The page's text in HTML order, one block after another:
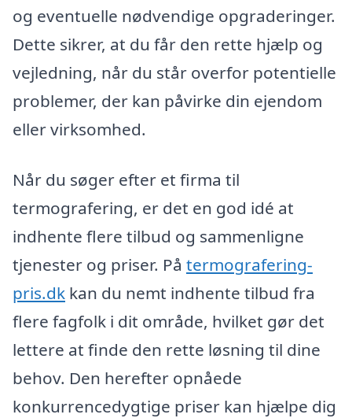
og eventuelle nødvendige opgraderinger.
Dette sikrer, at du får den rette hjælp og
vejledning, når du står overfor potentielle
problemer, der kan påvirke din ejendom
eller virksomhed.
Når du søger efter et firma til
termografering, er det en god idé at
indhente flere tilbud og sammenligne
tjenester og priser. På termografering-
pris.dk kan du nemt indhente tilbud fra
flere fagfolk i dit område, hvilket gør det
lettere at finde den rette løsning til dine
behov. Den herefter opnåede
konkurrencedygtige priser kan hjælpe dig